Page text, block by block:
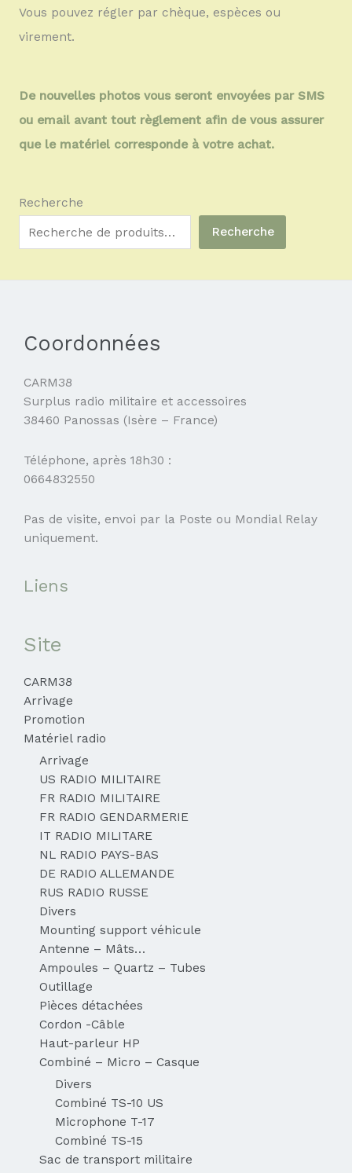
Vous pouvez régler par chèque, espèces ou
virement.
De nouvelles photos vous seront envoyées par SMS
ou email avant tout règlement afin de vous assurer
que le matériel corresponde à votre achat.
Recherche
Recherche
Coordonnées
CARM38
Surplus radio militaire et accessoires
38460 Panossas (Isère – France)
Téléphone, après 18h30 :
0664832550
Pas de visite, envoi par la Poste ou Mondial Relay
uniquement.
Liens
Site
CARM38
Arrivage
Promotion
Matériel radio
Arrivage
US RADIO MILITAIRE
FR RADIO MILITAIRE
FR RADIO GENDARMERIE
IT RADIO MILITARE
NL RADIO PAYS-BAS
DE RADIO ALLEMANDE
RUS RADIO RUSSE
Divers
Mounting support véhicule
Antenne – Mâts…
Ampoules – Quartz – Tubes
Outillage
Pièces détachées
Cordon -Câble
Haut-parleur HP
Combiné – Micro – Casque
Divers
Combiné TS-10 US
Microphone T-17
Combiné TS-15
Sac de transport militaire